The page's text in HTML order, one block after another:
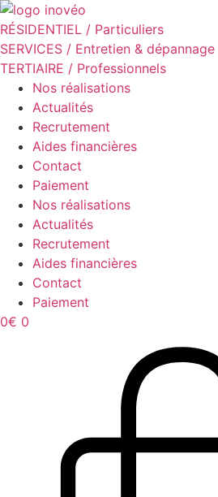
RÉSIDENTIEL / Particuliers
SERVICES / Entretien & dépannage
TERTIAIRE / Professionnels
Nos réalisations
Actualités
Recrutement
Aides financières
Contact
Paiement
Nos réalisations
Actualités
Recrutement
Aides financières
Contact
Paiement
0€ 0